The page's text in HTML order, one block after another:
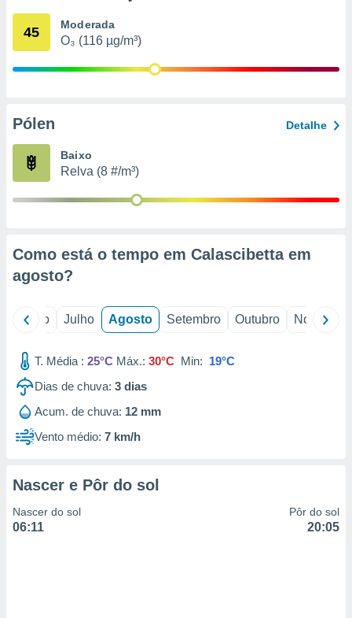
através
de
45 Moderada
O₃ (116 µg/m³)
Pólen Detalhe
Baixo
Relva (8 #/m³)
Como está o tempo em Calascibetta em
agosto?
Junho Julho Agosto Setembro Outubro Novembro
T. Média : 25°C Máx.: 30°C Min: 19°C
Dias de chuva: 3 dias
Acum. de chuva: 12 mm
Vento médio: 7 km/h
Nascer e Pôr do sol
Nascer do sol
06:11
Pôr do sol
20:05